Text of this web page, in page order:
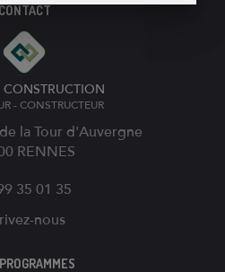
CONTACT
- CONSTRUCTEUR
la Tour d'Auvergne
RENNES
35 01 35
nous